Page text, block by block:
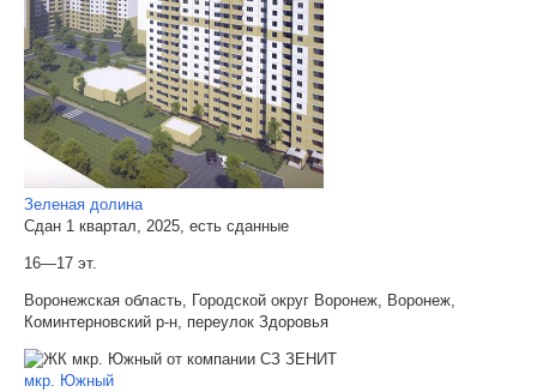
Зеленая долина
Сдан 1 квартал, 2025, есть сданные
16—17 эт.
Воронежская область, Городской округ Воронеж, Воронеж,
Коминтерновский р-н, переулок Здоровья
мкр. Южный